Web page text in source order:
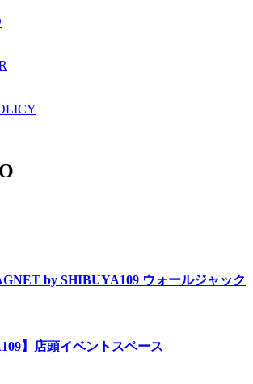
by SHIBUYA109 ウォールジャック
】店頭イベントスペース